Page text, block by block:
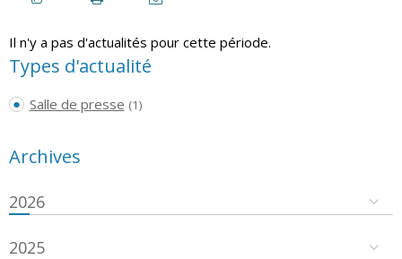
Il n'y a pas d'actualités pour cette période.
Types d'actualité
Salle de presse (1)
Archives
2026
2025